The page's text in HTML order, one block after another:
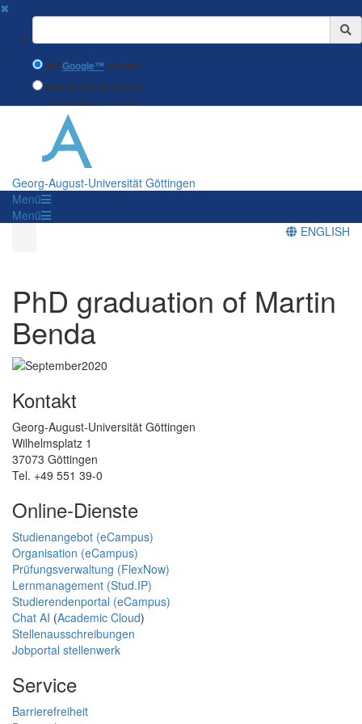
✖
Suchbegriff
MitGoogle™ suchen
Interne Suche nutzen
(eingeschränkte Ergebnisqualität)
Georg-August-Universität Göttingen
Menü
Menü
ENGLISH
PhD graduation of Martin
Benda
Kontakt
Georg-August-Universität Göttingen
Wilhelmsplatz 1
37073 Göttingen
Tel. +49 551 39-0
Online-Dienste
Studienangebot (eCampus)
Organisation (eCampus)
Prüfungsverwaltung (FlexNow)
Lernmanagement (Stud.IP)
Studierendenportal (eCampus)
Chat AI (Academic Cloud)
Stellenausschreibungen
Jobportal stellenwerk
Service
Barrierefreiheit